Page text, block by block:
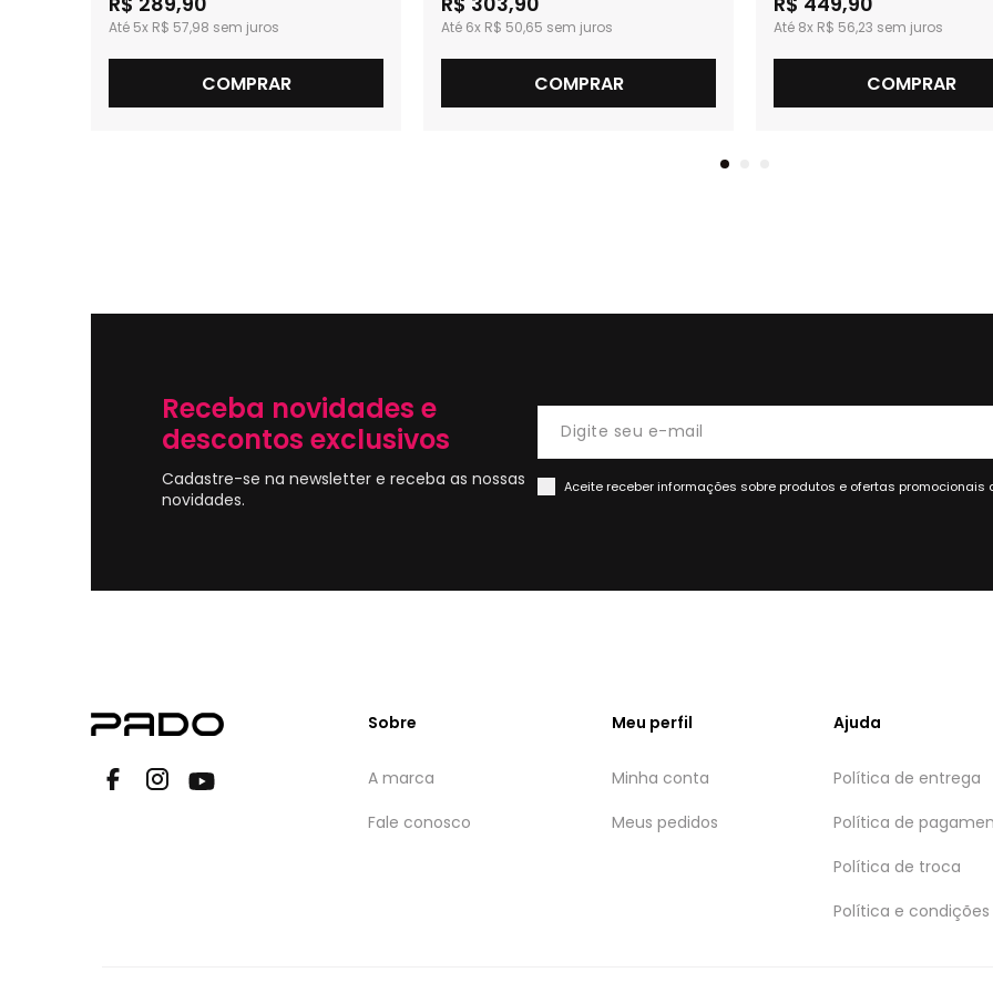
5x R$ 57,98
COMPRAR
6x R$ 50,65
COMPRAR
8x R$ 56,23
COMPRAR
Receba novidades e
descontos exclusivos
Cadastre-se na newsletter e receba as nossas
novidades.
Aceite receber informações sobre produtos e ofertas promocionais
Sobre
A marca
Fale conosco
Meu perfil
Minha conta
Meus pedidos
Ajuda
Política de entrega
Política de
Política de troca
Política e condições